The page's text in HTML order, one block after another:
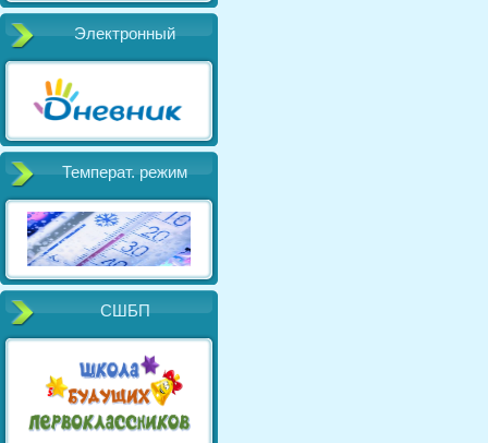
Электронный
Температ. режим
СШБП